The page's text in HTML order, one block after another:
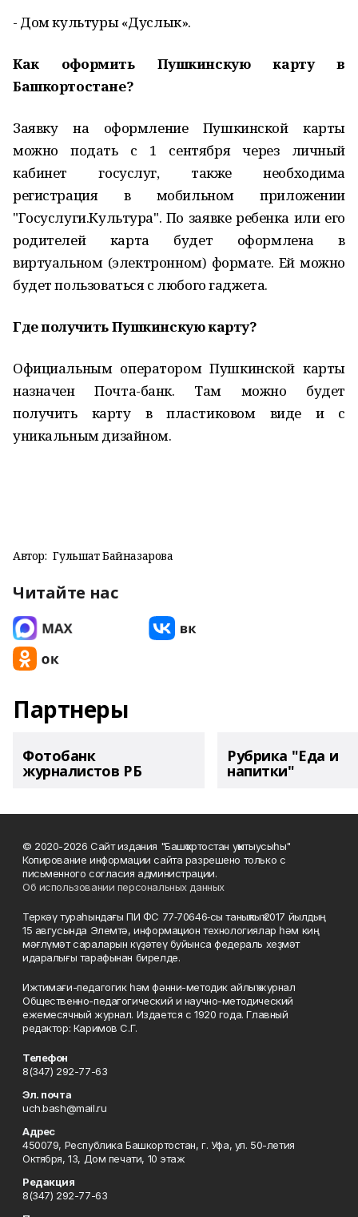
- Дом культуры «Дуслык».
Как оформить Пушкинскую карту в
Башкортостане?
Заявку на оформление Пушкинской карты
можно подать с 1 сентября через личный
кабинет госуслуг, также необходима
регистрация в мобильном приложении
"Госуслуги.Культура". По заявке ребенка или его
родителей карта будет оформлена в
виртуальном (электронном) формате. Ей можно
будет пользоваться с любого гаджета.
Где получить Пушкинскую карту?
Официальным оператором Пушкинской карты
назначен Почта-банк. Там можно будет
получить карту в пластиковом виде и с
уникальным дизайном.
Автор: Гульшат Байназарова
Читайте нас
Партнеры
Фотобанк
журналистов РБ
Рубрика "Еда и
напитки"
© 2020-2026 Сайт издания "Башҡортостан уҡытыусыһы"
Копирование информации сайта разрешено только с
письменного согласия администрации.
Об использовании персональных данных
Теркәү тураһындағы ПИ ФС 77‑70646‑сы таныҡлыҡ 2017 йылдың
15 авгусында Элемтә, информацион технологиялар һәм киң
мәғлүмәт сараларын күҙәтеү буйынса федераль хеҙмәт
идаралығы тарафынан бирелде.
Ижтимағи-педагогик һәм фәнни-методик айлыҡ журнал
Общественно-педагогический и научно-методический
ежемесячный журнал. Издается с 1920 года. Главный
редактор: Каримов С.Г.
Телефон
8(347) 292-77-63
Эл. почта
uch.bash@mail.ru
Адрес
450079, Республика Башкортостан, г. Уфа, ул. 50-летия
Октября, 13, Дом печати, 10 этаж
Редакция
8(347) 292-77-63